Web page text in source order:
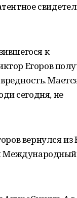
к
Егоров
сегодня, не
вернулся из
Международный